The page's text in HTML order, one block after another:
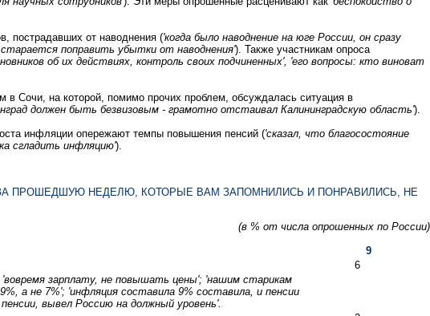
пострадавших от наводнения ('когда было наводнение на юге России, он сразу
поправить убытки от наводнения'). Также участникам опроса
об их действиях, контроль своих подчиненных', 'его вопросы: кто виноват
Сочи, на которой, помимо прочих проблем, обсуждалась ситуация в
должен быть безвизовым - грамотно отстаивал Калининградскую область').
инфляции опережают темпы повышения пенсий ('сказал, что благосостояние
сгладить инфляцию').
ПРОШЕДШУЮ НЕДЕЛЮ, КОТОРЫЕ ВАМ ЗАПОМНИЛИСЬ И ПОНРАВИЛИСЬ, НЕ
(в % от числа опрошенных по России)
9
6
зарплату, не повышать цены'; 'нашим старикам
а не 7%'; 'инфляция составила 9% составила, и пенсии
вывел Россию на должный уровень'.